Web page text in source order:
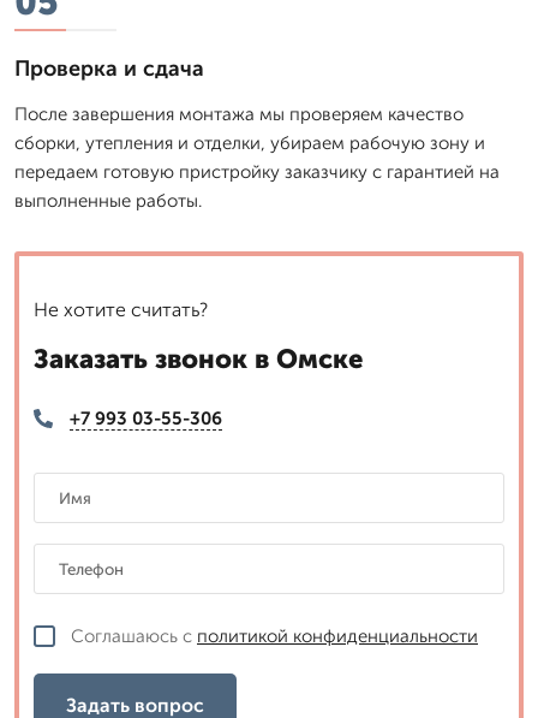
Проверка и сдача
После завершения монтажа мы проверяем качество
сборки, утепления и отделки, убираем рабочую зону и
передаем готовую пристройку заказчику с гарантией на
выполненные работы.
Не хотите считать?
Заказать звонок в Омске
+7 993 03-55-306
Соглашаюсь с политикой конфиденциальности
Задать вопрос